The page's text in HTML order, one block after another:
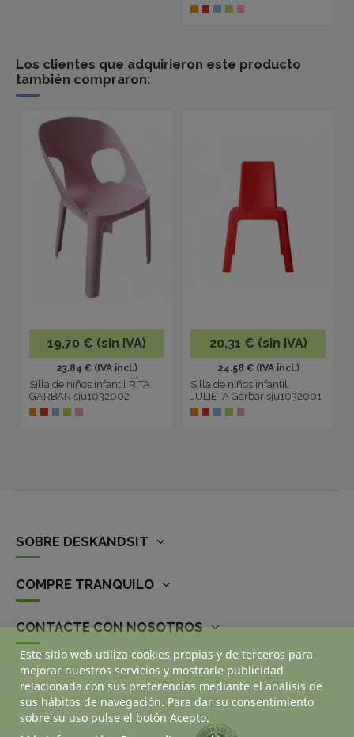
Los clientes que adquirieron este producto
también compraron:
19,70 € (sin IVA)
23.84 € (IVA incl.)
Silla de niños infantil RITA
GARBAR sju1032002
20,31 € (sin IVA)
24.58 € (IVA incl.)
Silla de niños infantil
JULIETA Garbar sju1032001
SOBRE DESKANDSIT
COMPRE TRANQUILO
CONTACTE CON NOSOTROS
Este sitio web utiliza cookies propias y de terceros para
mejorar nuestros servicios y mostrarle publicidad
relacionada con sus preferencias mediante el análisis de
sus hábitos de navegación. Para dar su consentimiento
sobre su uso pulse el botón Acepto.